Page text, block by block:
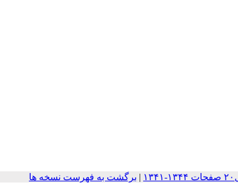
| برگشت به فهرست نسخه ها